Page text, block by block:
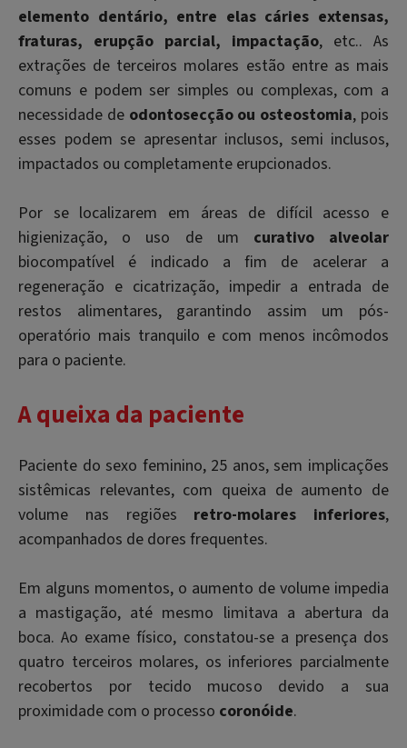
elemento dentário, entre elas cáries extensas,
fraturas, erupção parcial, impactação, etc.. As
extrações de terceiros molares estão entre as mais
comuns e podem ser simples ou complexas, com a
necessidade de odontosecção ou osteostomia, pois
esses podem se apresentar inclusos, semi inclusos,
impactados ou completamente erupcionados.
Por se localizarem em áreas de difícil acesso e
higienização, o uso de um curativo alveolar
biocompatível é indicado a fim de acelerar a
regeneração e cicatrização, impedir a entrada de
restos alimentares, garantindo assim um pós-
operatório mais tranquilo e com menos incômodos
para o paciente.
A queixa da paciente
Paciente do sexo feminino, 25 anos, sem implicações
sistêmicas relevantes, com queixa de aumento de
volume nas regiões retro-molares inferiores,
acompanhados de dores frequentes.
Em alguns momentos, o aumento de volume impedia
a mastigação, até mesmo limitava a abertura da
boca. Ao exame físico, constatou-se a presença dos
quatro terceiros molares, os inferiores parcialmente
recobertos por tecido mucoso devido a sua
proximidade com o processo coronóide.